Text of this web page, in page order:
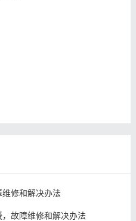
修和解决办法
故障维修和解决办法